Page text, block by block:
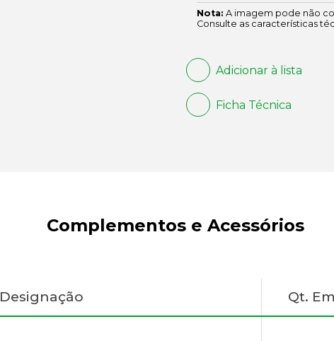
Nota: A imagem pode não
Consulte as características
Adicionar à lista
Ficha Técnica
Complementos e Acessórios
Designação Qt.